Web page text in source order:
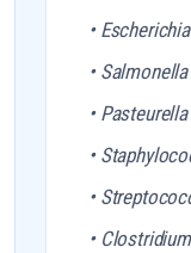
•
•
•
•
•
•